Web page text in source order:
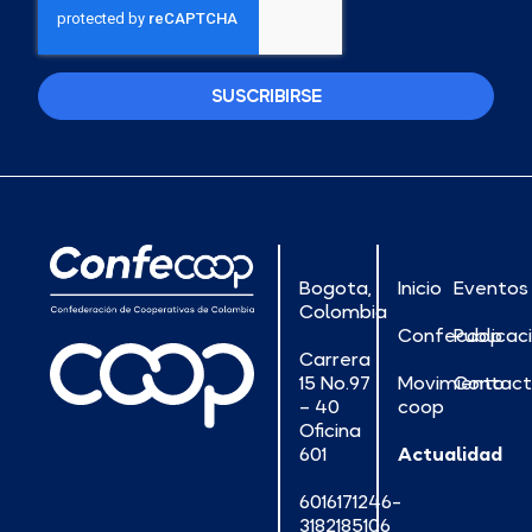
SUSCRIBIRSE
Bogota,
Colombia
Carrera
15 No.97
– 40
Oficina
601
6016171246-
3182185106
Inicio
Confecoop
Movimiento
coop
Actualidad
Eventos